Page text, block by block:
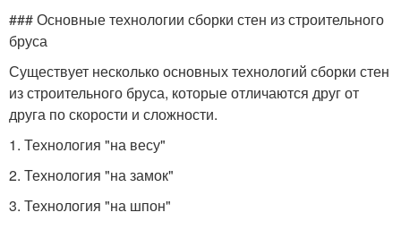
### Основные технологии сборки стен из строительного
бруса
Существует несколько основных технологий сборки стен
из строительного бруса, которые отличаются друг от
друга по скорости и сложности.
1. Технология "на весу"
2. Технология "на замок"
3. Технология "на шпон"